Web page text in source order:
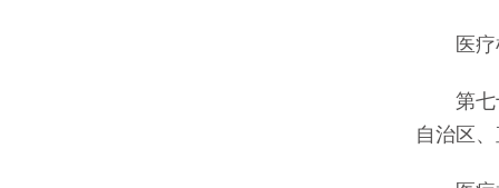
医疗机
第七十
自治区